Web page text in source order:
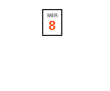
MER
8